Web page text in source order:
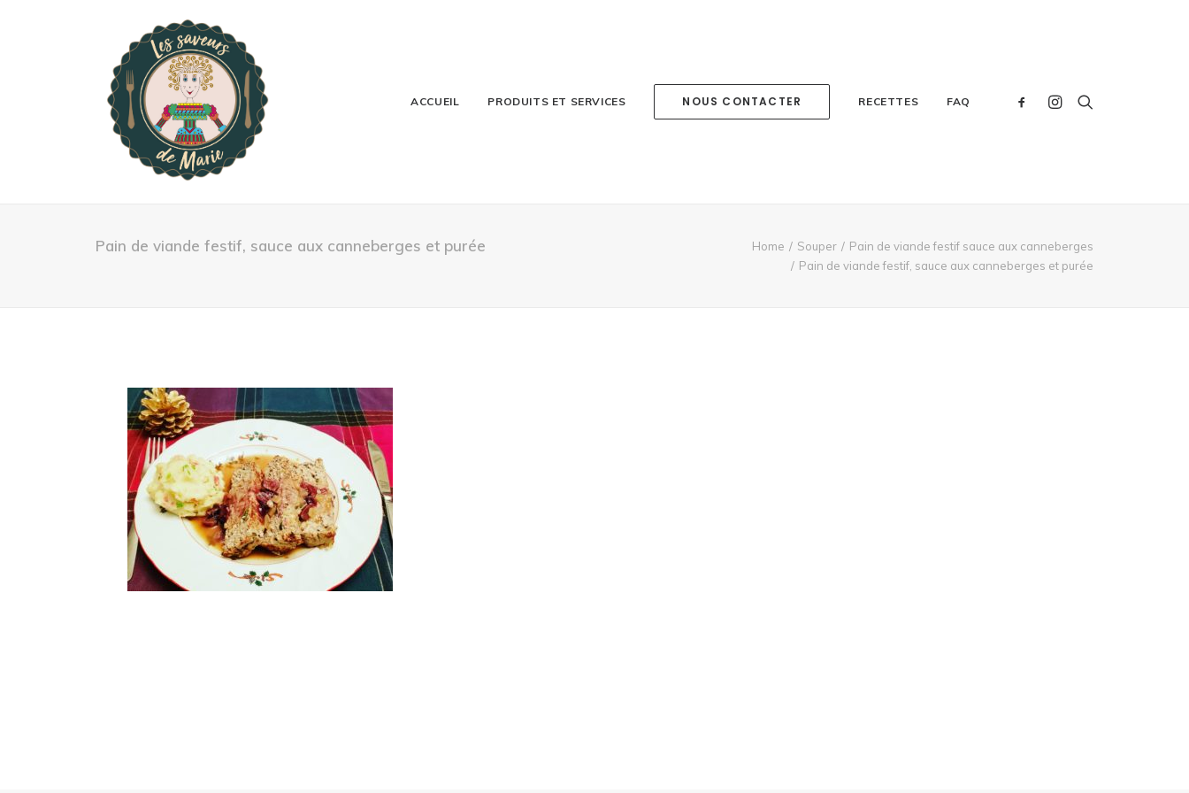
ACCUEIL PRODUITS ET SERVICES NOUS CONTACTER RECETTES FAQ
Pain de viande festif, sauce aux canneberges et purée Home Souper
Pain de viande festif sauce aux canneberges
Pain de viande festif, sauce aux canneberges et purée